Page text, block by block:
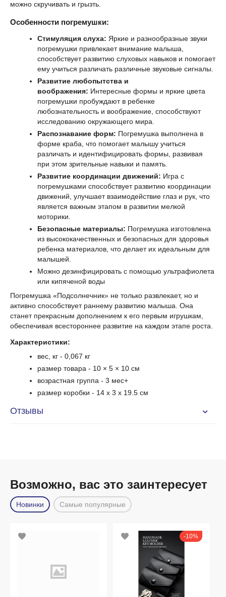
можно скручивать и грызть.
Особенности погремушки:
Стимуляция слуха: Яркие и разнообразные звуки
погремушки привлекает внимание малыша,
способствует развитию слуховых навыков и помогает
ему учиться различать различные звуковые сигналы.
Развитие любопытства и
воображения: Интересные формы и яркие цвета
погремушки пробуждают в ребенке
любознательность и воображение, способствуют
исследованию окружающего мира.
Распознавание форм: Погремушка выполнена в
форме краба, что помогает малышу учиться
различать и идентифицировать формы, развивая
при этом зрительные навыки и память.
Развитие координации движений: Игра с
погремушками способствует развитию координации
движений, улучшает взаимодействие глаз и рук, что
является важным этапом в развитии мелкой
моторики.
Безопасные материалы: Погремушка изготовлена
из высококачественных и безопасных для здоровья
ребенка материалов, что делает их идеальным для
малышей.
Можно дезинфицировать с помощью ультрафиолета
или кипяченой воды
Погремушка «Подсолнечник» не только развлекает, но и
активно способствует раннему развитию малыша. Она
станет прекрасным дополнением к его первым игрушкам,
обеспечивая всестороннее развитие на каждом этапе роста.
Характеристики:
вес, кг - 0,067 кг
размер товара - 10 × 5 × 10 см
возрастная группа - 3 мес+
размер коробки- 14 x 3 x 19.5 cм
Отзывы
Возможно, вас это заинтересует
Новинки Самые популярные
10%